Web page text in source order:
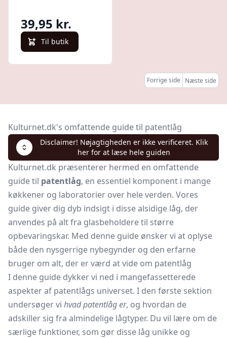
39,95 kr.
Til butik
Forrige side Næste side
Kulturnet.dk's omfattende guide til patentlåg
Disclaimer! Nøjagtigheden er ikke verificeret. Klik
her for at læse hele guiden
Kulturnet.dk præsenterer hermed en omfattende
guide til patentlåg, en essentiel komponent i mange
køkkener og laboratorier over hele verden. Vores
guide giver dig dyb indsigt i disse alsidige låg, der
anvendes på alt fra glasbeholdere til større
opbevaringskar. Med denne guide ønsker vi at oplyse
både den nysgerrige nybegynder og den erfarne
bruger om alt, der er værd at vide om patentlåg
I denne guide dykker vi ned i mangefassetterede
aspekter af patentlågs universet. I den første sektion
undersøger vi hvad patentlåg er, og hvordan de
adskiller sig fra almindelige lågtyper. Du vil lære om de
særlige funktioner, som gør disse låg unikke og